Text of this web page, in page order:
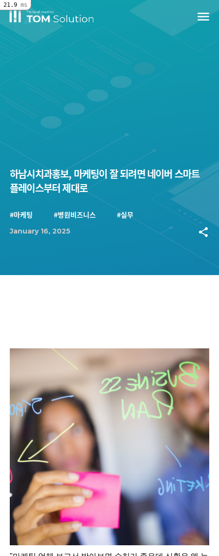
menu
하남시치과홍보, 마케팅이 잘 되려면 네이버 스마트
플레이스부터 제대로
#마케팅 #병원비즈니스 #실무
January 16, 2025 share
21.9 ms